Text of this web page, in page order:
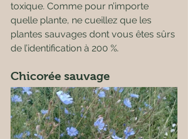
toxique. Comme pour n’importe
quelle plante, ne cueillez que les
plantes sauvages dont vous êtes sûrs
de l’identification à 200 %.
Chicorée sauvage